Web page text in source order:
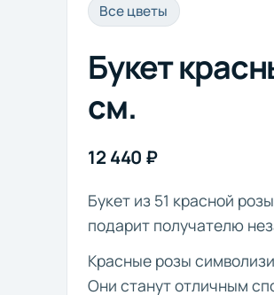
Все цветы
Букет
см.
12 440 ₽
Букет из 51 красной
подарит получателю
Красные розы
Они станут отличным